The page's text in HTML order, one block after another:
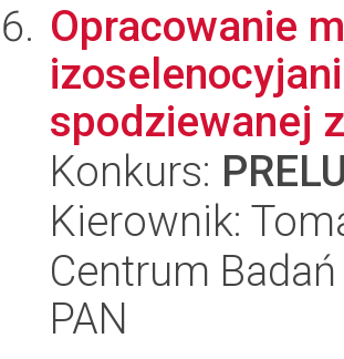
Opracowanie
spodziewanej
Konkurs:
Kierownik:
Centrum
PAN